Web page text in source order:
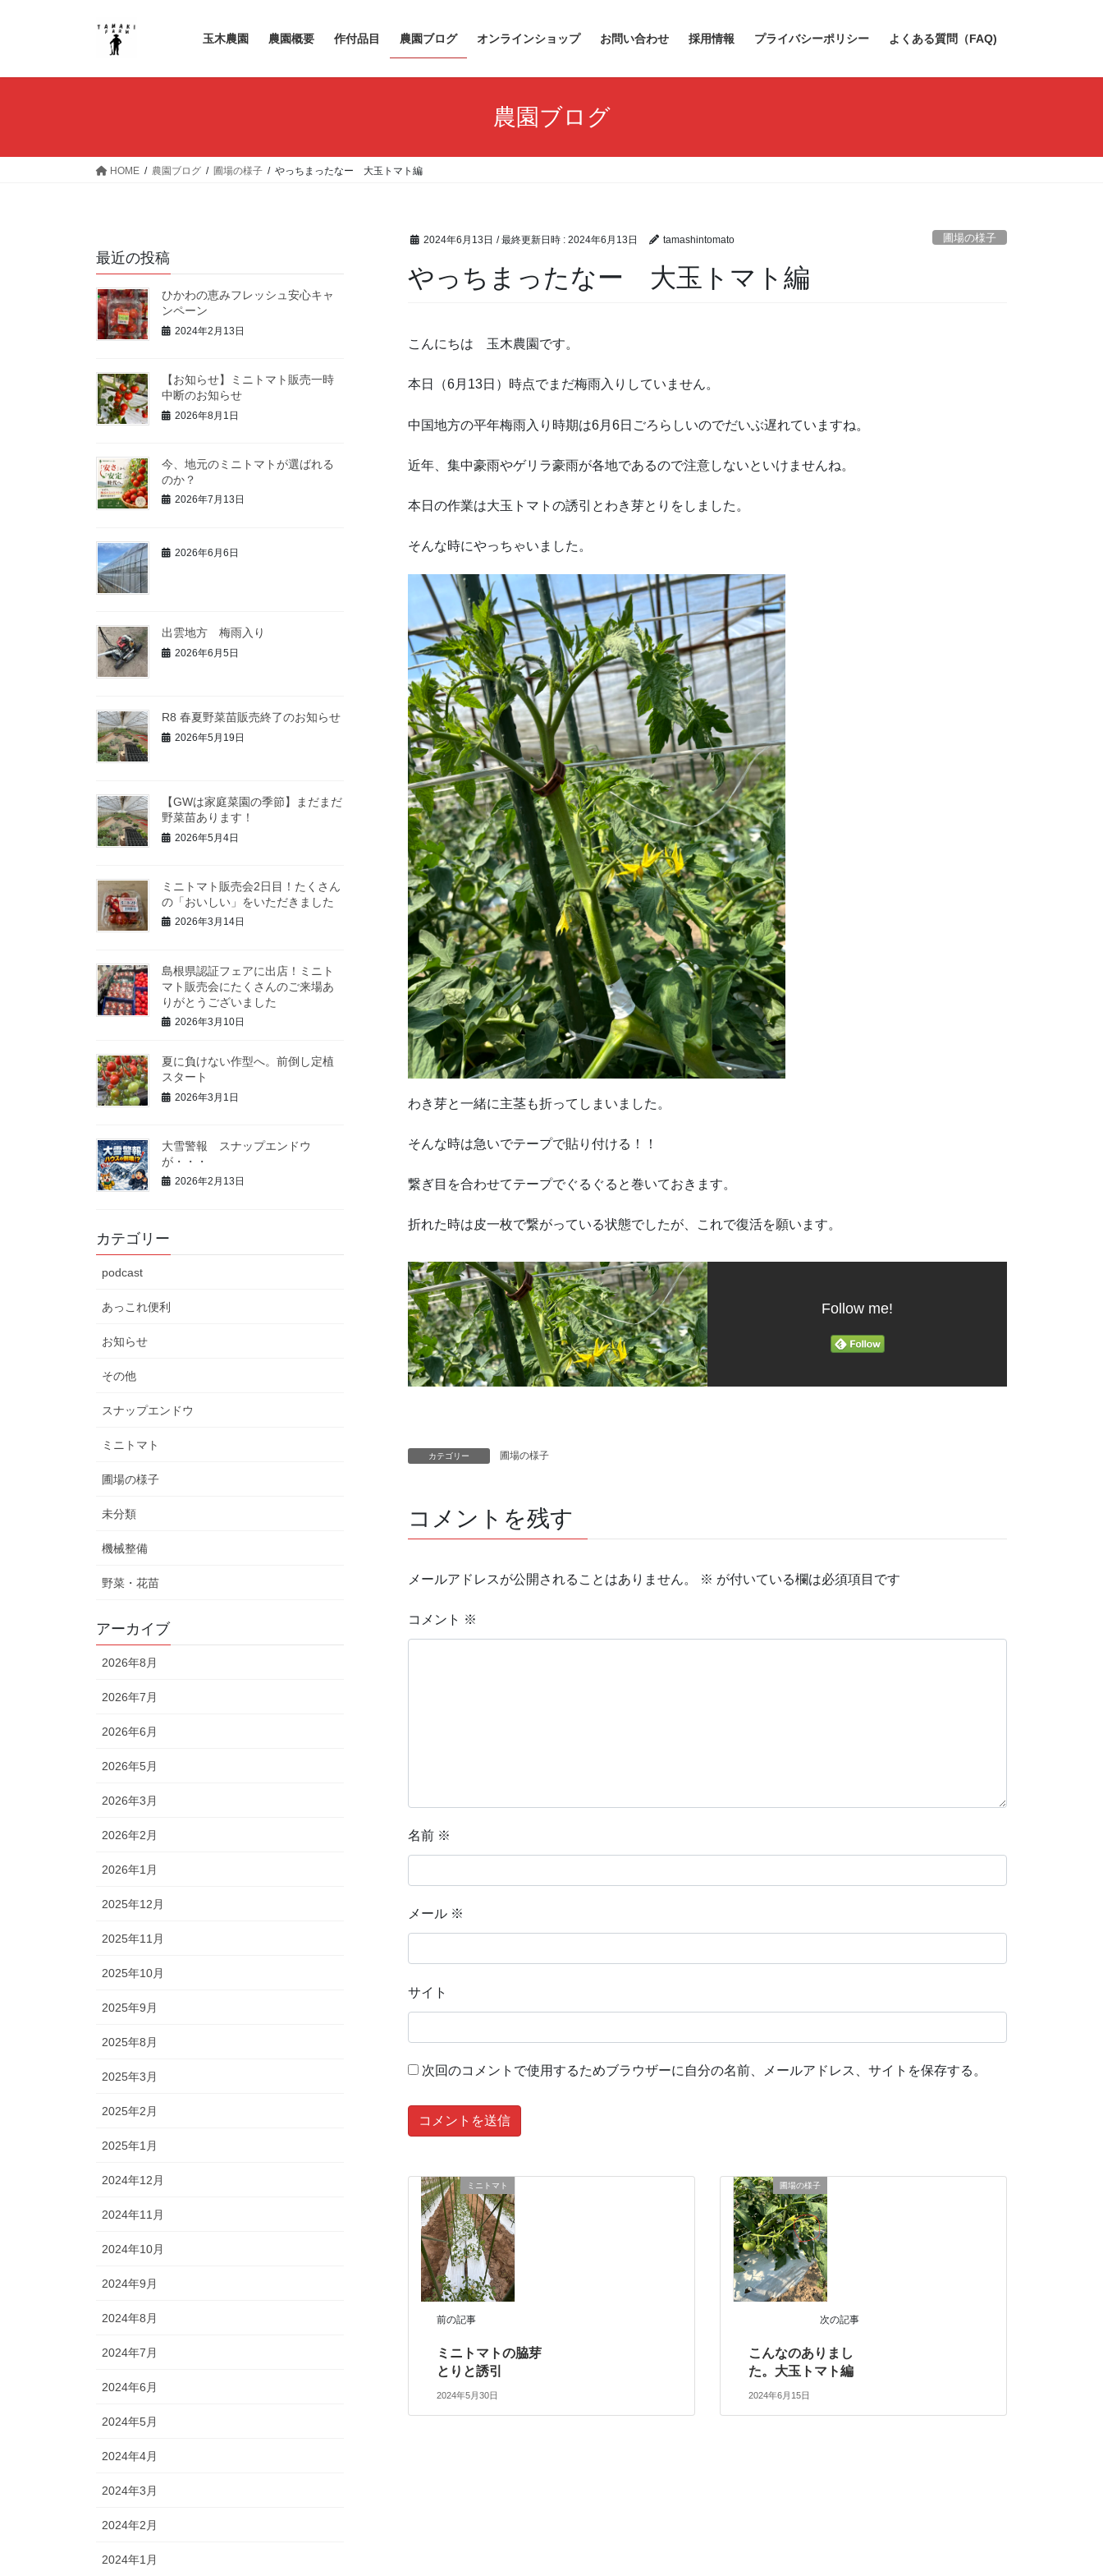
玉木農園 農園概要 作付品目 農園ブログ オンラインショップ お問い合わせ 採用情報 プライバシーポリシー よくある質問（FAQ)
農園ブログ
HOME 農園ブログ 圃場の様子 やっちまったなー 大玉トマト編
2024年6月13日 / 最終更新日時 : 2024年6月13日 tamashintomato 圃場の様子
やっちまったなー 大玉トマト編
こんにちは 玉木農園です。
本日（6月13日）時点でまだ梅雨入りしていません。
中国地方の平年梅雨入り時期は6月6日ごろらしいのでだいぶ遅れていますね。
近年、集中豪雨やゲリラ豪雨が各地であるので注意しないといけませんね。
本日の作業は大玉トマトの誘引とわき芽とりをしました。
そんな時にやっちゃいました。
わき芽と一緒に主茎も折ってしまいました。
そんな時は急いでテープで貼り付ける！！
繋ぎ目を合わせてテープでぐるぐると巻いておきます。
折れた時は皮一枚で繋がっている状態でしたが、これで復活を願います。
Follow me!
カテゴリー 圃場の様子
コメントを残す
メールアドレスが公開されることはありません。 ※ が付いている欄は必須項目です
コメント ※
名前 ※
メール ※
サイト
次回のコメントで使用するためブラウザーに自分の名前、メールアドレス、サイトを保存する。
ミニトマト
前の記事
ミニトマトの脇芽
とりと誘引
2024年5月30日
圃場の様子
次の記事
こんなのありまし
た。大玉トマト編
2024年6月15日
最近の投稿
ひかわの恵みフレッシュ安心キャ
ンペーン
2024年2月13日
【お知らせ】ミニトマト販売一時
中断のお知らせ
2026年8月1日
今、地元のミニトマトが選ばれる
のか？
2026年7月13日
2026年6月6日
出雲地方 梅雨入り
2026年6月5日
R8 春夏野菜苗販売終了のお知らせ
2026年5月19日
【GWは家庭菜園の季節】まだまだ
野菜苗あります！
2026年5月4日
ミニトマト販売会2日目！たくさん
の「おいしい」をいただきました
2026年3月14日
島根県認証フェアに出店！ミニト
マト販売会にたくさんのご来場あ
りがとうございました
2026年3月10日
夏に負けない作型へ。前倒し定植
スタート
2026年3月1日
大雪警報 スナップエンドウ
が・・・
2026年2月13日
カテゴリー
podcast
あっこれ便利
お知らせ
その他
スナップエンドウ
ミニトマト
圃場の様子
未分類
機械整備
野菜・花苗
アーカイブ
2026年8月
2026年7月
2026年6月
2026年5月
2026年3月
2026年2月
2026年1月
2025年12月
2025年11月
2025年10月
2025年9月
2025年8月
2025年3月
2025年2月
2025年1月
2024年12月
2024年11月
2024年10月
2024年9月
2024年8月
2024年7月
2024年6月
2024年5月
2024年4月
2024年3月
2024年2月
2024年1月